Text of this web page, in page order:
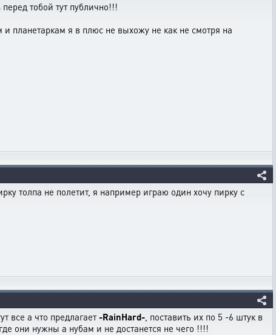
тобой тут публично!!!
и планетаркам я в плюс не выхожу не как не смотря на
толпа не полетит, я например играю один хочу пирку с
чистят пачками а другие с....ут)
все а что предлагает-RainHard-, поставить их по 5 -6 штук в
они нужны а нубам и не достанется не чего !!!!